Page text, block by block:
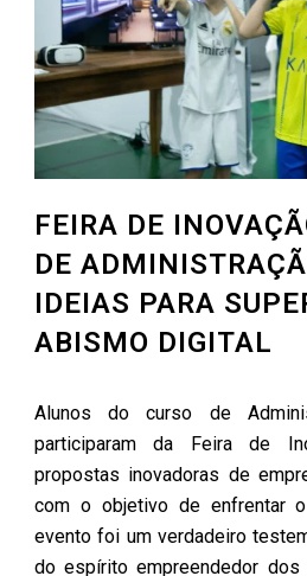
FEIRA DE
DE
IDEIAS PARA
ABISMO DIGITAL
Alunos do curso de
participaram da Feira de
propostas inovadoras de
com o objetivo de enfrentar
evento foi um verdadeiro
do espírito empreendedor